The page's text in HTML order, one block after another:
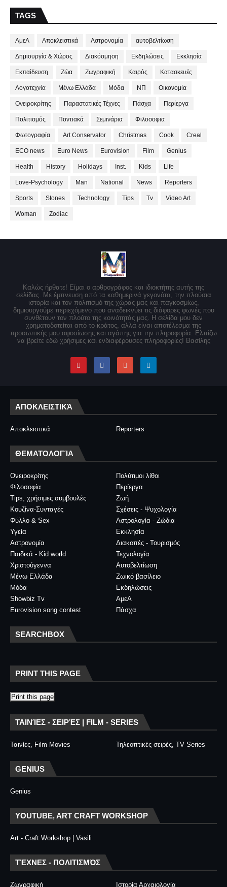
TAGS
ΑμεΑ Αποκλειστικά Αστρονομία αυτοβελτίωση
Δημιουργία & Χώρος Διακόσμηση Εκδηλώσεις Εκκλησία
Εκπαίδευση Ζώα Ζωγραφική Καιρός Κατασκευές
Λογοτεχνία Μένω Ελλάδα Μόδα ΝΠ Οικονομία
Ονειροκρίτης Παραστατικές Τέχνες Πάσχα Περίεργα
Πολιτισμός Ποντιακά Σεμινάρια Φιλοσοφια
Φωτογραφία Art Conservator Christmas Cook Creal
ECO news Euro News Eurovision Film Genius
Health History Holidays Inst. Kids Life
Love-Psychology Man National News Reporters
Sports Stones Technology Tips Tv Video Art
Woman Zodiac
Καλώς ήρθατε! Είμαι ο αρθρογράφος και ιδιοκτήτης αυτής της
σελίδας. Με έμπνευση από τα καθημερινά γεγονότα, την πλούσια
ιστορία και τον πολιτισμό της χώρας μας και παγκοσμίως,
δημιουργούμε περιεχόμενο που αναδεικνύει τις διάφορες φωνές που
συνθέτουν τον πλούτο της κοινότητάς μας. Η σελίδα μου δεν
χρηματοδοτείται από το κράτος, αλλά είναι αποτέλεσμα της
προσωπικής μου αφοσίωσης και αγάπης για την πληροφορία. Ελπίζω
να βρείτε εδώ χρήσιμες και ενδιαφέρουσες πληροφορίες! Βασίλης
ΑΠΟΚΛΕΙΣΤΙΚΆ
Αποκλειστικά Reporters
ΘΕΜΑΤΟΛΟΓΊΑ
Ονειροκρίτης
Πολύτιμοι λίθοι
Φιλοσοφία
Περίεργα
Tips, χρήσιμες συμβουλές
Ζωή
Κουζίνα-Συνταγές
Σχέσεις - Ψυχολογία
Φύλλο & Sex
Αστρολογία - Ζώδια
Υγεία
Εκκλησία
Αστρονομία
Διακοπές - Τουρισμός
Παιδικά - Kid world
Τεχνολογία
Χριστούγεννα
Αυτοβελτίωση
Μένω Ελλάδα
Ζωικό βασίλειο
Μόδα
Εκδηλώσεις
Showbiz Tv
ΑμεΑ
Eurovision song contest
Πάσχα
SEARCHBOX
PRINT THIS PAGE
Print this page
ΤΑΙΝΊΕΣ - ΣΕΙΡΈΣ | FILM - SERIES
Ταινίες, Film Movies Τηλεοπτικές σειρές, TV Series
GENIUS
Genius
YOUTUBE, ART CRAFT WORKSHOP
Art - Craft Workshop | Vasili
ΤΈΧΝΕΣ - ΠΟΛΙΤΙΣΜΌΣ
Ζωγραφική Ιστορία Αρχαιολογία